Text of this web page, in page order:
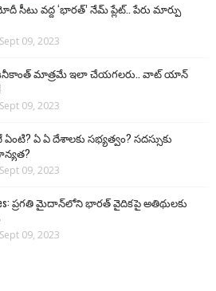
సీటు వద్ద ‘భారత్’ నేమ్ ప్లేట్‌.. పేరు మార్పు
Sept 09, 2023
రజనీకాంత్ మాత్రమే ఇలా చేయగలరు.. వాట్ యాన్
Sept 09, 2023
ఏంటి? ఏ ఏ దేశాలకు సభ్యత్వం? సదస్సుకు
Sept 09, 2023
ప్రగతి మైదాన్‌లోని భారత్ వైదికపై అతిథులకు
Sept 09, 2023